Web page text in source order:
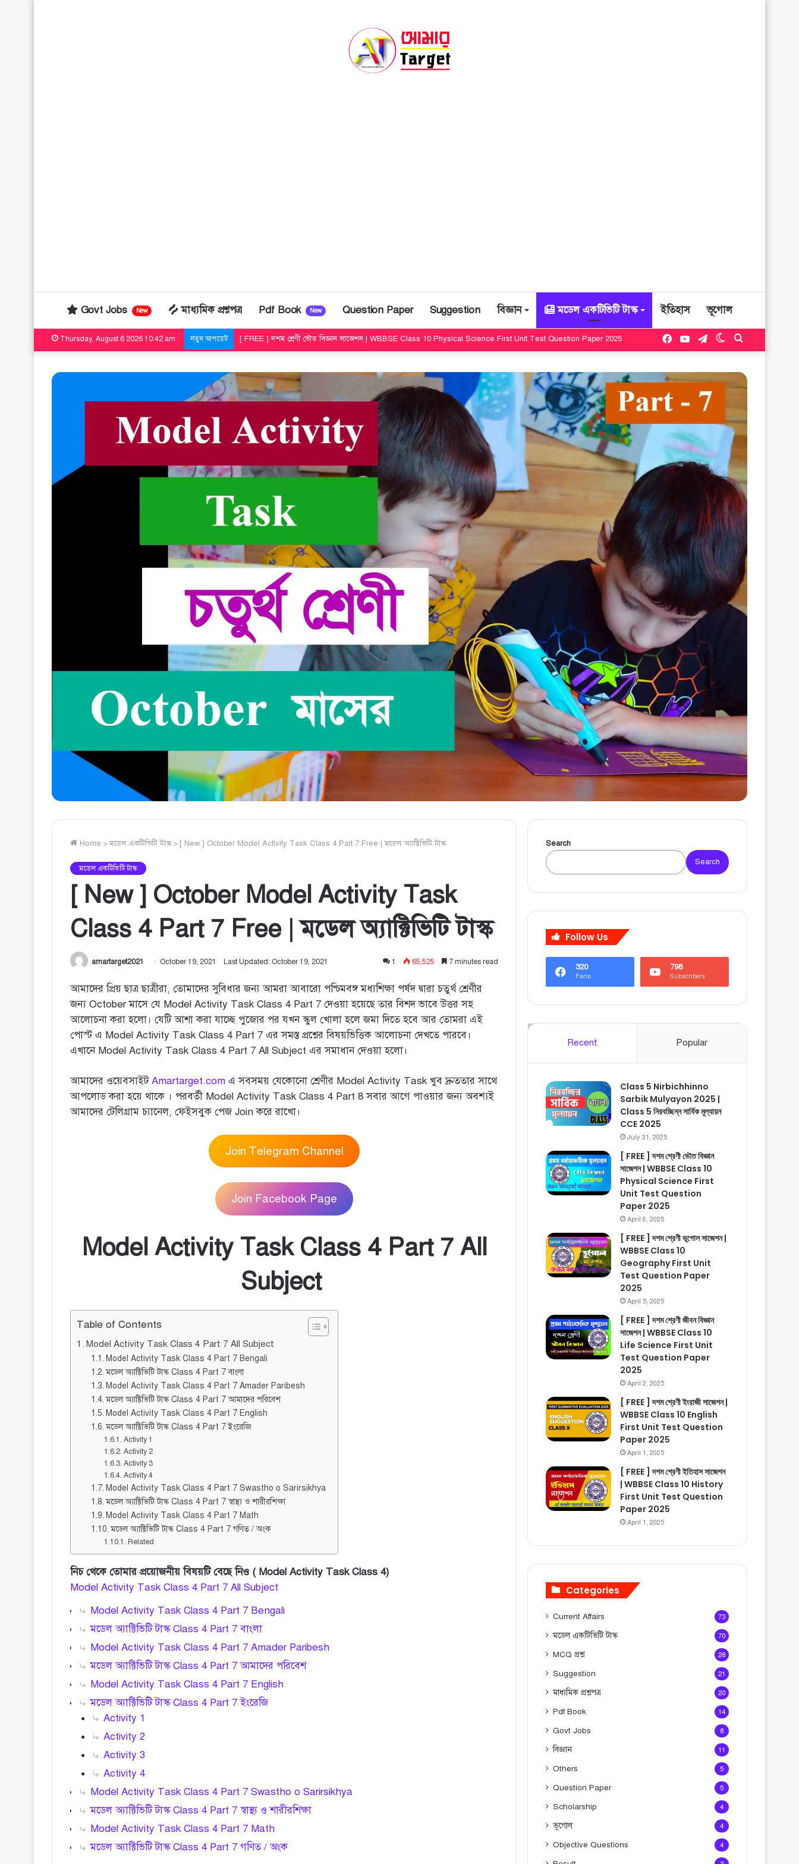
Govt Jobs New মাধ্যমিক প্রশ্নপত্র Pdf Book New Question Paper Suggestion বিজ্ঞান মডেল একটিভিটি টাস্ক ইতিহাস ভূগোল
Thursday, August 6 2026 10:42 am নতুন আপডেট
Search
Switch
Telegram
YouTube
Facebook
Home >মডেল একটিভিটি টাস্ক > [ New ] October Model Activity Task Class 4 Part 7 Free | মডেল অ্যাক্টিভিটি টাস্ক
মডেল একটিভিটি টাস্ক
[ New ] October Model Activity Task
Class 4 Part 7 Free | মডেল অ্যাক্টিভিটি টাস্ক
amartarget2021 October 19, 2021 Last Updated: October 19, 2021 1 65,525 7 minutes read
আমাদের প্রিয় ছাত্র ছাত্রীরা, তোমাদের সুবিধার জন্য আমরা আবারো পশ্চিমবঙ্গ মধ্যশিক্ষা পর্ষদ দ্বারা চতুর্থ শ্রেণীর
জন্য October মাসে যে Model Activity Task Class 4 Part 7 দেওয়া হয়েছে তার বিশদ ভাবে উত্তর সহ
আলোচনা করা হলো। যেটি আশা করা যাচ্ছে পুজোর পর যখন স্কুল খোলা হলে জমা দিতে হবে আর তোমরা এই
পোস্ট এ Model Activity Task Class 4 Part 7 এর সমস্ত প্রশ্নের বিষয়ভিত্তিক আলোচনা দেখতে পারবে।
এখানে Model Activity Task Class 4 Part 7 All Subject এর সমাধান দেওয়া হলো।
আমাদের ওয়েবসাইটAmartarget.com এ সবসময় যেকোনো শ্রেণীর Model Activity Task খুব দ্রুততার সাথে
আপলোড করা হয়ে থাকে । পরবর্তী Model Activity Task Class 4 Part 8 সবার আগে পাওয়ার জন্য অবশ্যই
আমাদের টেলিগ্রাম চ্যানেল, ফেইসবুক পেজ Join করে রাখো।
Join Telegram Channel
Join Facebook Page
Model Activity Task Class 4 Part 7 All
Subject
Table of Contents
Model Activity Task Class 4 Part 7 All Subject
Model Activity Task Class 4 Part 7 Bengali
মডেল অ্যাক্টিভিটি টাস্ক Class 4 Part 7 বাংলা
Model Activity Task Class 4 Part 7 Amader Paribesh
মডেল অ্যাক্টিভিটি টাস্ক Class 4 Part 7 আমাদের পরিবেশ
Model Activity Task Class 4 Part 7 English
মডেল অ্যাক্টিভিটি টাস্ক Class 4 Part 7 ইংরেজি
Activity 1
Activity 2
Activity 3
Activity 4
Model Activity Task Class 4 Part 7 Swastho o Sarirsikhya
মডেল অ্যাক্টিভিটি টাস্ক Class 4 Part 7 স্বাস্থ্য ও শারীরশিক্ষা
Model Activity Task Class 4 Part 7 Math
মডেল অ্যাক্টিভিটি টাস্ক Class 4 Part 7 গণিত / অংক
Related
নিচ থেকে তোমার প্রয়োজনীয় বিষয়টি বেছে নিও ( Model Activity Task Class 4)
Model Activity Task Class 4 Part 7 All Subject
Model Activity Task Class 4 Part 7 Bengali
মডেল অ্যাক্টিভিটি টাস্ক Class 4 Part 7 বাংলা
Model Activity Task Class 4 Part 7 Amader Paribesh
মডেল অ্যাক্টিভিটি টাস্ক Class 4 Part 7 আমাদের পরিবেশ
Model Activity Task Class 4 Part 7 English
মডেল অ্যাক্টিভিটি টাস্ক Class 4 Part 7 ইংরেজি
Activity 1
Activity 2
Activity 3
Activity 4
Model Activity Task Class 4 Part 7 Swastho o Sarirsikhya
মডেল অ্যাক্টিভিটি টাস্ক Class 4 Part 7 স্বাস্থ্য ও শারীরশিক্ষা
Model Activity Task Class 4 Part 7 Math
মডেল অ্যাক্টিভিটি টাস্ক Class 4 Part 7 গণিত / অংক
Search
Search
Follow Us
320
Fans
798
Subscribers
Recent Popular
Class 5 Nirbichhinno
Sarbik Mulyayon 2025 |
Class 5 নিরবচ্ছিন্ন সার্বিক মূল্যায়ন
CCE 2025
July 31, 2025
[ FREE ] দশম শ্রেণী ভৌত বিজ্ঞান
সাজেশন | WBBSE Class 10
Physical Science First
Unit Test Question
Paper 2025
April 6, 2025
[ FREE ] দশম শ্রেণী ভূগোল সাজেশন |
WBBSE Class 10
Geography First Unit
Test Question Paper
2025
April 5, 2025
[ FREE ] দশম শ্রেণী জীবন বিজ্ঞান
সাজেশন | WBBSE Class 10
Life Science First Unit
Test Question Paper
2025
April 2, 2025
[ FREE ] দশম শ্রেণী ইংরাজী সাজেশন |
WBBSE Class 10 English
First Unit Test Question
Paper 2025
April 1, 2025
[ FREE ] দশম শ্রেণী ইতিহাস সাজেশন
| WBBSE Class 10 History
First Unit Test Question
Paper 2025
April 1, 2025
Categories
Current Affairs 73
মডেল একটিভিটি টাস্ক 70
MCQ প্রশ্ন 28
Suggestion 21
মাধ্যমিক প্রশ্নপত্র 20
Pdf Book 14
Govt Jobs 8
বিজ্ঞান 11
Others 5
Question Paper 5
Scholarship 4
ভূগোল 4
Objective Questions 4